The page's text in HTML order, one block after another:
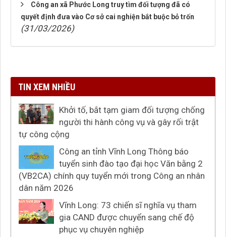
Công an xã Phước Long truy tìm đối tượng đã có
quyết định đưa vào Cơ sở cai nghiện bắt buộc bỏ trốn
(31/03/2026)
TIN XEM NHIỀU
Khởi tố, bắt tạm giam đối tượng chống
người thi hành công vụ và gây rối trật
tự công cộng
Công an tỉnh Vĩnh Long Thông báo
tuyển sinh đào tạo đại học Văn bằng 2
(VB2CA) chính quy tuyển mới trong Công an nhân
dân năm 2026
Vĩnh Long: 73 chiến sĩ nghĩa vụ tham
gia CAND được chuyển sang chế độ
phục vụ chuyên nghiệp